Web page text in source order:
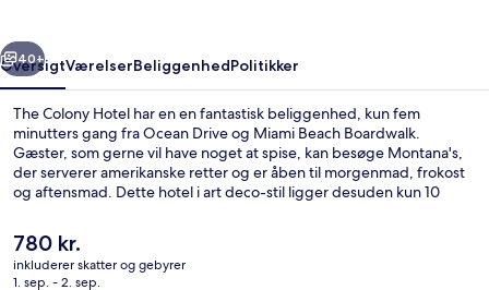
Næste
40+
OversigtVærelserBeliggenhedPolitikker
The Colony Hotel har en en fantastisk beliggenhed, kun fem
minutters gang fra Ocean Drive og Miami Beach Boardwalk.
Gæster, som gerne vil have noget at spise, kan besøge Montana's,
der serverer amerikanske retter og er åben til morgenmad, frokost
og aftensmad. Dette hotel i art deco-stil ligger desuden kun 10
Historic District. Stedets hjælpsomme personale og beliggenhed får
rigtig gode bedømmelser fra rejsende.
Den
nuværende
pris
780 kr.
inkluderer skatter og gebyrer
1. sep. - 2. sep.